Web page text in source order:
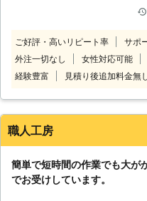
ご好評・高いリピート率 サポ
外注一切なし
女性対応可能
経験豊富
見積り後追加料金無
職人工房
簡単で短時間の作業でも大が
でお受けしています。